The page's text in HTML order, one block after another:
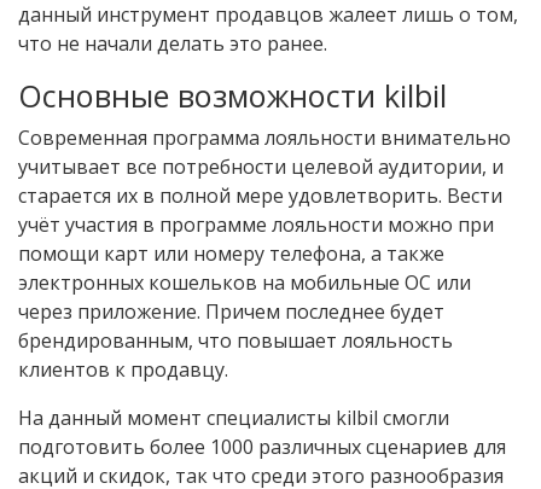
данный инструмент продавцов жалеет лишь о том,
что не начали делать это ранее.
Основные возможности kilbil
Современная программа лояльности внимательно
учитывает все потребности целевой аудитории, и
старается их в полной мере удовлетворить. Вести
учёт участия в программе лояльности можно при
помощи карт или номеру телефона, а также
электронных кошельков на мобильные ОС или
через приложение. Причем последнее будет
брендированным, что повышает лояльность
клиентов к продавцу.
На данный момент специалисты kilbil смогли
подготовить более 1000 различных сценариев для
акций и скидок, так что среди этого разнообразия